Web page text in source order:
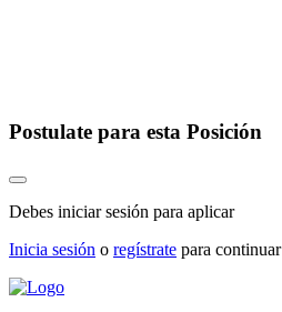
Postulate para esta Posición
Debes iniciar sesión para aplicar
Inicia sesión o regístrate para continuar